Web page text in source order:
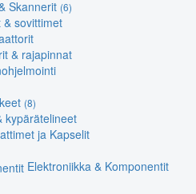
Skannerit (6)
& sovittimet
& rajapinnat
(8)
kypärätelineet
ja Kapselit
Elektroniikka & Komponentit